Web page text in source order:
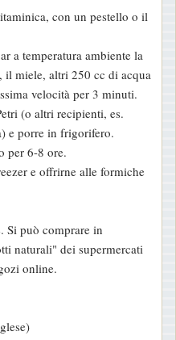
con un pestello o il
a temperatura ambiente la
il miele, altri 250 cc di acqua
velocità per 3 minuti.
(o altri recipienti, es.
e porre in frigorifero.
per 6-8 ore.
e offrirne alle formiche
Si può comprare in
naturali" dei supermercati
online.